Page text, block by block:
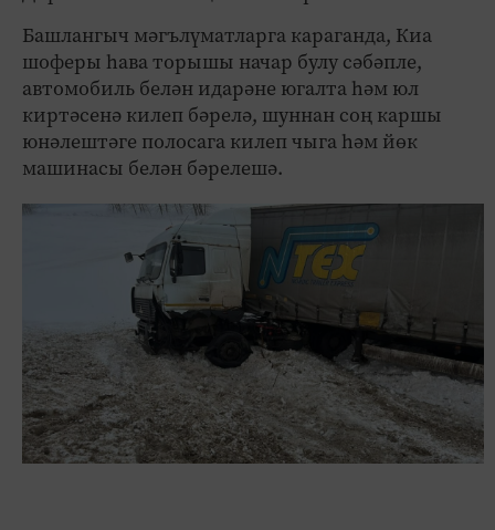
Башлангыч мәгълүматларга караганда, Киа
шоферы һава торышы начар булу сәбәпле,
автомобиль белән идарәне югалта һәм юл
киртәсенә килеп бәрелә, шуннан соң каршы
юнәлештәге полосага килеп чыга һәм йөк
машинасы белән бәрелешә.